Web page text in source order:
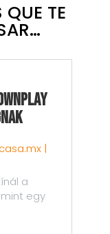
TE
|
a
egy